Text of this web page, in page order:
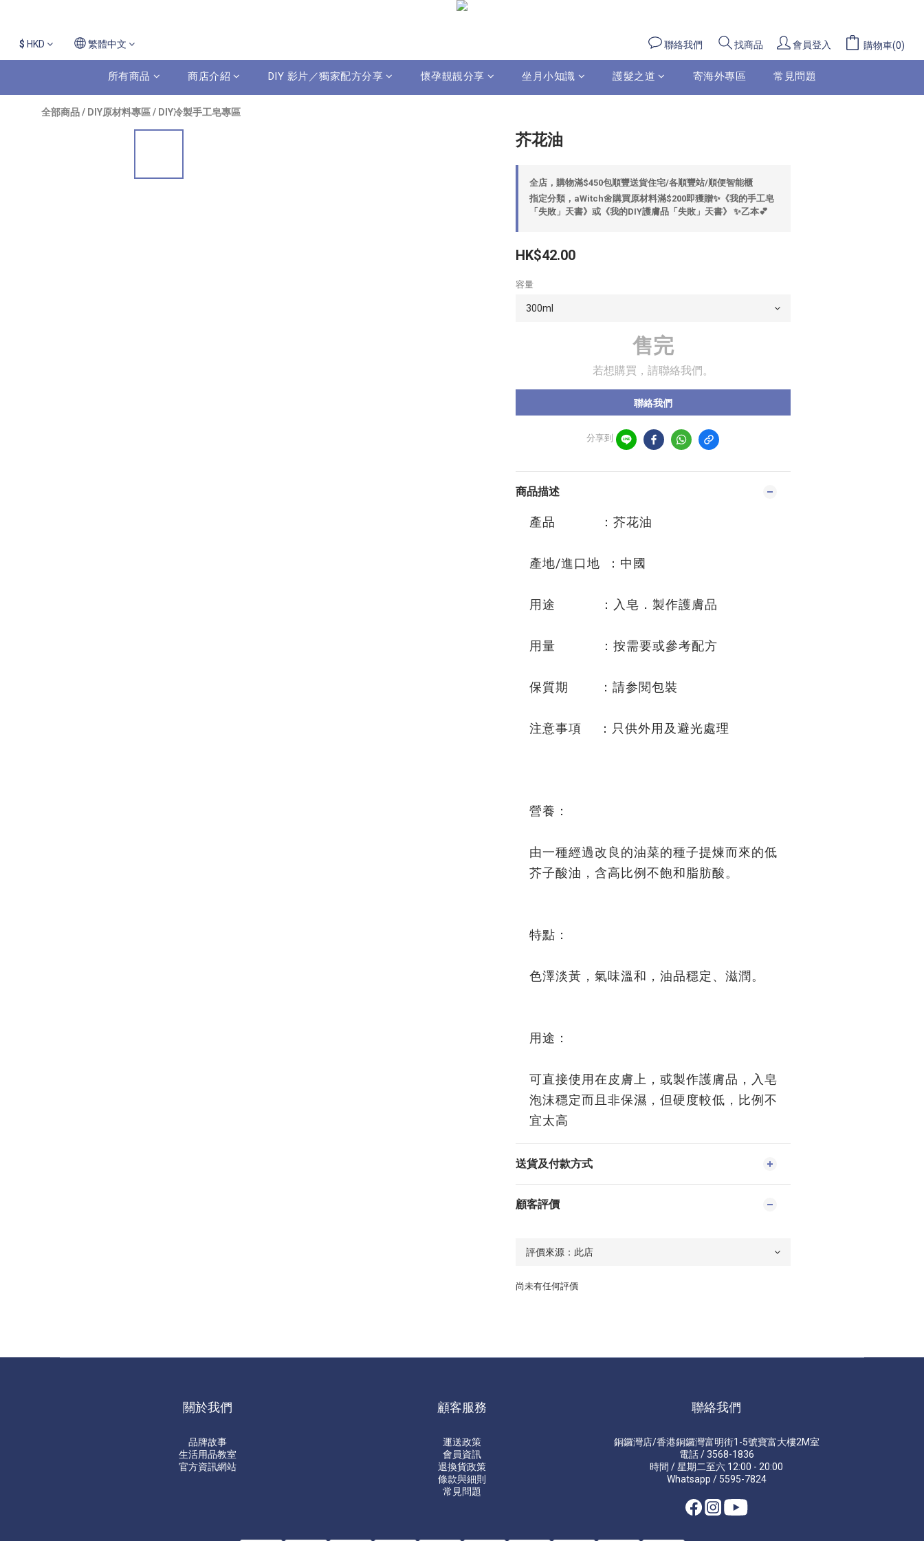
$ HKD 繁體中文 聯絡我們 找商品 會員登入 購物車(0)
所有商品 商店介紹 DIY 影片／獨家配方分享 懷孕靚靚分享 坐月小知識 護髮之道 寄海外專區 常見問題
全部商品/ DIY原材料專區/ DIY冷製手工皂專區
芥花油
全店，購物滿$450包順豐送貨住宅/各順豐站/順便智能櫃
指定分類，aWitch🌼購買原材料滿$200即獲贈✨《我的手工皂
「失敗」天書》或《我的DIY護膚品「失敗」天書》 ✨乙本💕
HK$42.00
容量
售完
若想購買，請聯絡我們。
聯絡我們
分享到
商品描述
產品 ：芥花油
產地/進口地 ：中國
用途 ：入皂．製作護膚品
用量 ：按需要或參考配方
保質期 ：請参閱包裝
注意事項 ：只供外用及避光處理
營養：
由一種經過改良的油菜的種子提煉而來的低
芥子酸油，含高比例不飽和脂肪酸。
特點：
色澤淡黃，氣味溫和，油品穩定、滋潤。
用途：
可直接使用在皮膚上，或製作護膚品，入皂
泡沫穩定而且非保濕，但硬度較低，比例不
宜太高
送貨及付款方式
顧客評價
尚未有任何評價
關於我們
品牌故事
生活用品教室
官方資訊網站
顧客服務
運送政策
會員資訊
退換貨政策
條款與細則
常見問題
聯絡我們
銅鑼灣店/香港銅鑼灣富明街1-5號寶富大樓2M室
電話 / 3568-1836
時間 / 星期二至六 12:00 - 20:00
Whatsapp / 5595-7824